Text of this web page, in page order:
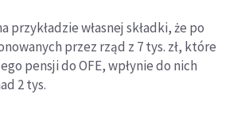
przykładzie własnej składki, że po
przez rząd z 7 tys. zł, które
pensji do OFE, wpłynie do nich
2 tys.